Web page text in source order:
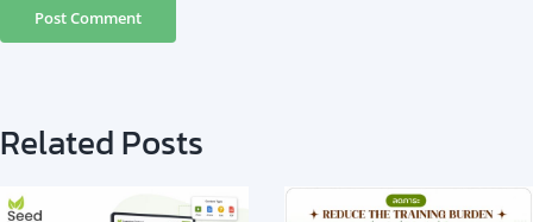
Related Posts